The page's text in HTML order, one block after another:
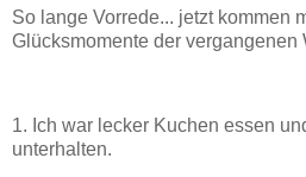
So lange Vorrede... jetzt kommen
Glücksmomente der vergangenen
1. Ich war lecker Kuchen essen
unterhalten.